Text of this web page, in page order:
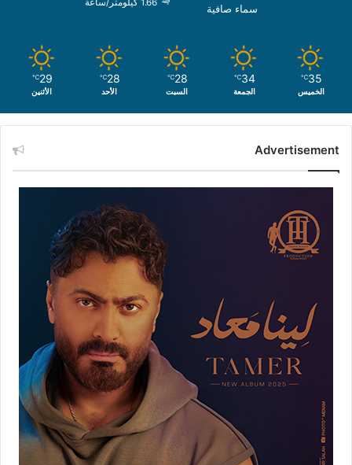
سماء صافية
35
℃
الخميس
34
℃
الجمعة
28
℃
السبت
28
℃
الأحد
29
℃
الأثنين
Advertisement